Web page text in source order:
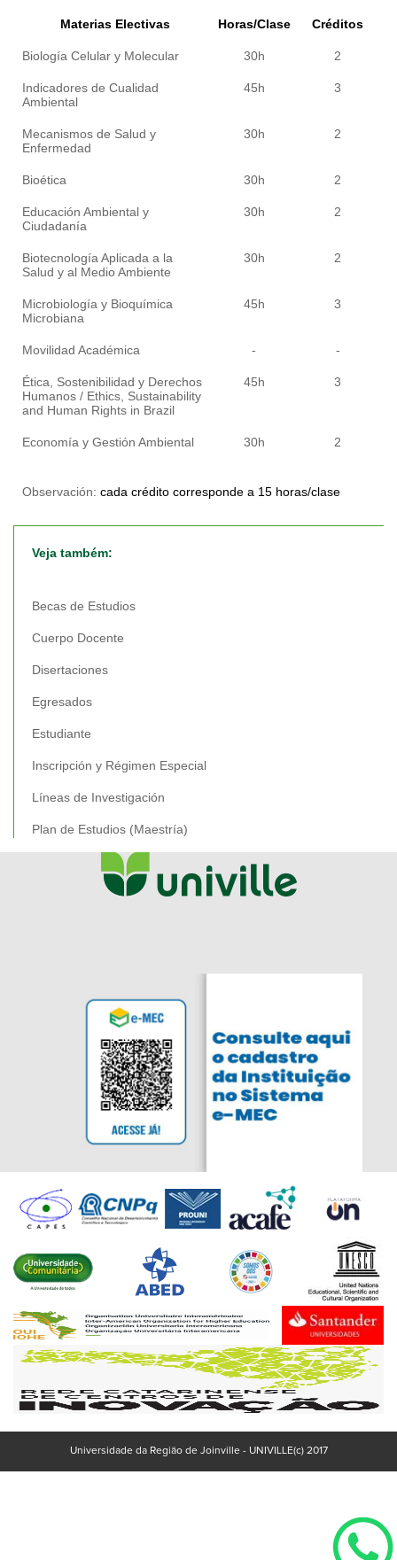
Materias Electivas Horas/Clase Créditos
Biología Celular y Molecular 30h 2
Indicadores de Cualidad
Ambiental
45h 3
Mecanismos de Salud y
Enfermedad
30h 2
Bioética 30h 2
Educación Ambiental y
Ciudadanía
30h 2
Biotecnología Aplicada a la
Salud y al Medio Ambiente
30h 2
Microbiología y Bioquímica
Microbiana
45h 3
Movilidad Académica - -
Ética, Sostenibilidad y Derechos
Humanos / Ethics, Sustainability
and Human Rights in Brazil
45h 3
Economía y Gestión Ambiental 30h 2
Observación: cada crédito corresponde a 15 horas/clase
Veja também:
Becas de Estudios
Cuerpo Docente
Disertaciones
Egresados
Estudiante
Inscripción y Régimen Especial
Líneas de Investigación
Plan de Estudios (Maestría)
Universidade da Região de Joinville - UNIVILLE(c) 2017